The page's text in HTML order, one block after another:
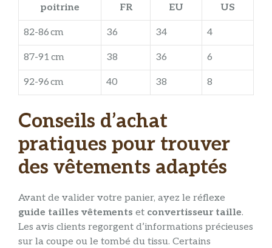
poitrine
FR
EU
US
82-86 cm 36 34 4
87-91 cm 38 36 6
92-96 cm 40 38 8
Conseils d’achat
pratiques pour trouver
des vêtements adaptés
Avant de valider votre panier, ayez le réflexe
guide tailles vêtements et convertisseur taille.
Les avis clients regorgent d’informations précieuses
sur la coupe ou le tombé du tissu. Certains